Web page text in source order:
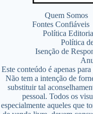
Quem Somos
Fontes Confiáveis
Política
Política
Isenção de
Este conteúdo é apenas
Não tem a intenção de
substituir tal
pessoal. Todos os
especialmente aqueles que